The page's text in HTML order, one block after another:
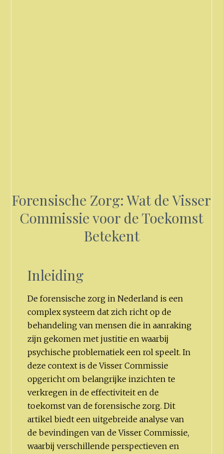
Forensische Zorg: Wat de Visser
Commissie voor de Toekomst
Betekent
Inleiding
De forensische zorg in Nederland is een
complex systeem dat zich richt op de
behandeling van mensen die in aanraking
zijn gekomen met justitie en waarbij
psychische problematiek een rol speelt. In
deze context is de Visser Commissie
opgericht om belangrijke inzichten te
verkregen in de effectiviteit en de
toekomst van de forensische zorg. Dit
artikel biedt een uitgebreide analyse van
de bevindingen van de Visser Commissie,
waarbij verschillende perspectieven en